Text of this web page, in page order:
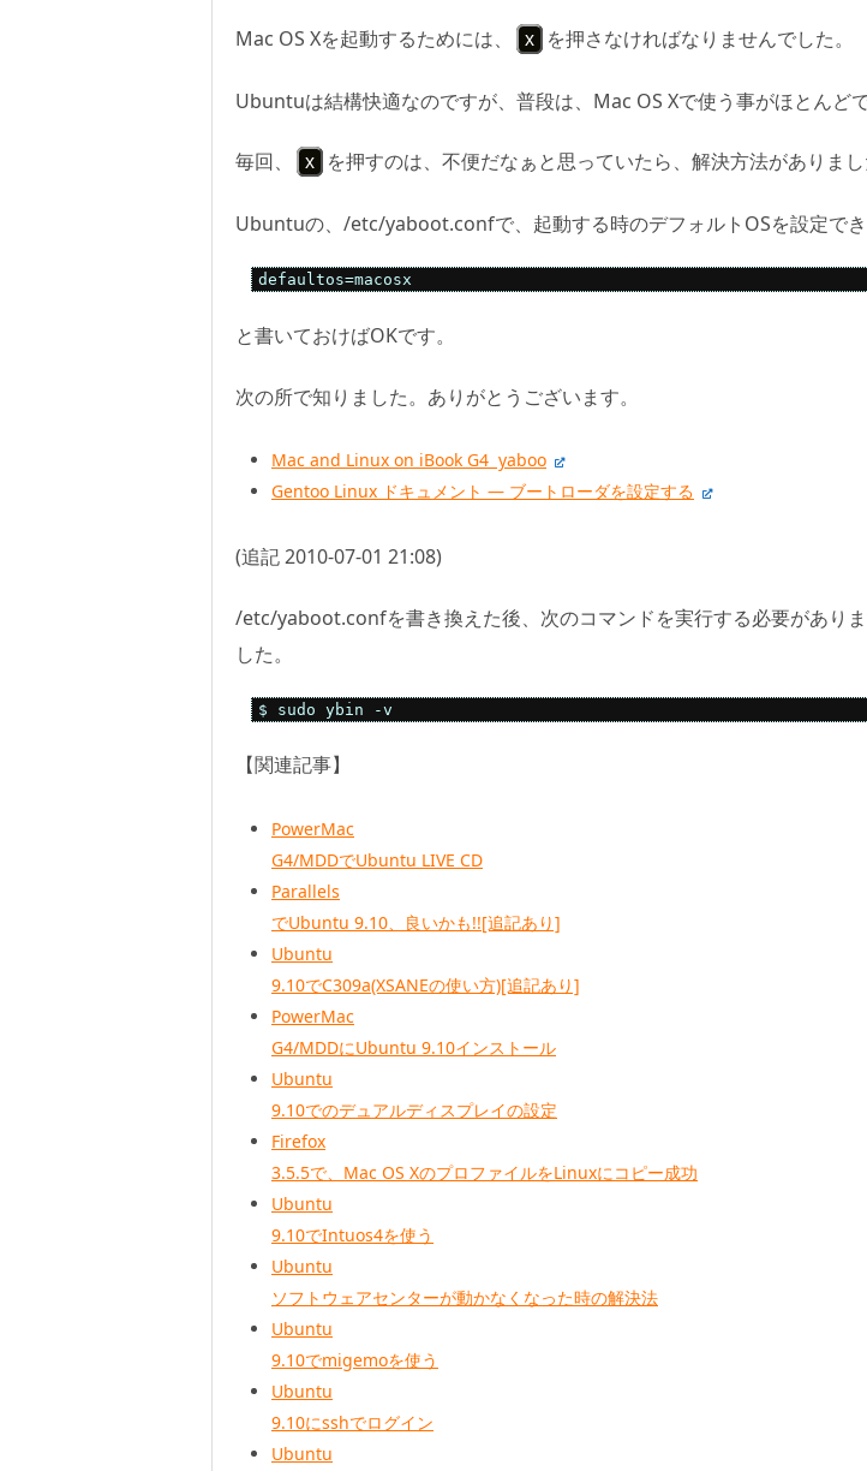
Mac OS Xを起動するためには、 x を押さなければなりませんでした。
Ubuntuは結構快適なのですが、普段は、Mac OS Xで使う事がほとんどで
毎回、 x を押すのは、不便だなぁと思っていたら、解決方法がありまし
Ubuntuの、/etc/yaboot.confで、起動する時のデフォルトOSを設定でき
defaultos=macosx
と書いておけばOKです。
次の所で知りました。ありがとうございます。
Mac and Linux on iBook G4 yaboo
Gentoo Linux ドキュメント — ブートローダを設定する
(追記 2010-07-01 21:08)
/etc/yaboot.confを書き換えた後、次のコマンドを実行する必要があり
した。
$ sudo ybin -v
【関連記事】
PowerMac
G4/MDDでUbuntu LIVE CD
Parallels
でUbuntu 9.10、良いかも!![追記あり]
Ubuntu
9.10でC309a(XSANEの使い方)[追記あり]
PowerMac
G4/MDDにUbuntu 9.10インストール
Ubuntu
9.10でのデュアルディスプレイの設定
Firefox
3.5.5で、Mac OS XのプロファイルをLinuxにコピー成功
Ubuntu
9.10でIntuos4を使う
Ubuntu
ソフトウェアセンターが動かなくなった時の解決法
Ubuntu
9.10でmigemoを使う
Ubuntu
9.10にsshでログイン
Ubuntu